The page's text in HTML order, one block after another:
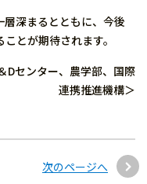
深まるとともに、今後
とが期待されます。
Dセンター、農学部、国際
連携推進機構＞
次のページへ